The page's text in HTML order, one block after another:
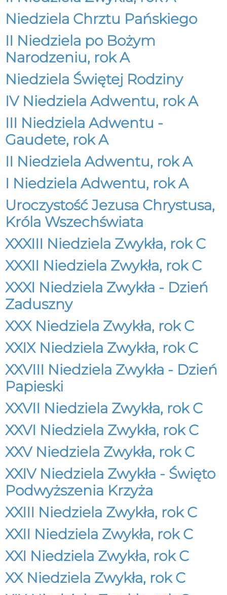
Niedziela Chrztu Pańskiego
II Niedziela po Bożym
Narodzeniu, rok A
Niedziela Świętej Rodziny
IV Niedziela Adwentu, rok A
III Niedziela Adwentu -
Gaudete, rok A
II Niedziela Adwentu, rok A
I Niedziela Adwentu, rok A
Uroczystość Jezusa Chrystusa,
Króla Wszechświata
XXXIII Niedziela Zwykła, rok C
XXXII Niedziela Zwykła, rok C
XXXI Niedziela Zwykła - Dzień
Zaduszny
XXX Niedziela Zwykła, rok C
XXIX Niedziela Zwykła, rok C
XXVIII Niedziela Zwykła - Dzień
Papieski
XXVII Niedziela Zwykła, rok C
XXVI Niedziela Zwykła, rok C
XXV Niedziela Zwykła, rok C
XXIV Niedziela Zwykła - Święto
Podwyższenia Krzyża
XXIII Niedziela Zwykła, rok C
XXII Niedziela Zwykła, rok C
XXI Niedziela Zwykła, rok C
XX Niedziela Zwykła, rok C